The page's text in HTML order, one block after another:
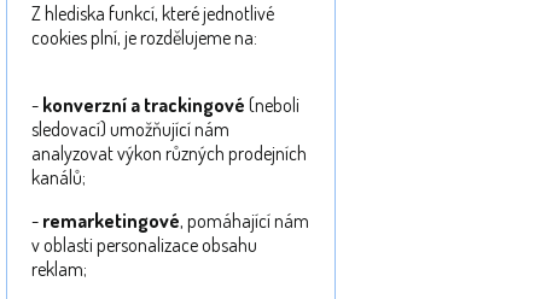
Z hlediska funkcí, které jednotlivé
cookies plní, je rozdělujeme na:
- konverzní a trackingové (neboli
sledovací) umožňující nám
analyzovat výkon různých prodejních
kanálů;
- remarketingové, pomáhající nám
v oblasti personalizace obsahu
reklam;